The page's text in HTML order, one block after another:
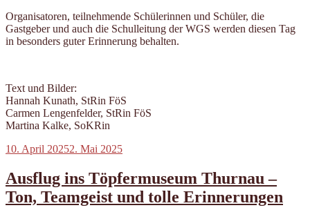
Organisatoren, teilnehmende Schülerinnen und Schüler, die
Gastgeber und auch die Schulleitung der WGS werden diesen Tag
in besonders guter Erinnerung behalten.
Text und Bilder:
Hannah Kunath, StRin FöS
Carmen Lengenfelder, StRin FöS
Martina Kalke, SoKRin
Veröffentlicht
10. April 20252. Mai 2025
Ausflug ins Töpfermuseum Thurnau –
Ton, Teamgeist und tolle Erinnerungen